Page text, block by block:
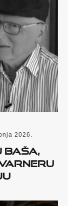
2026.
Baša,